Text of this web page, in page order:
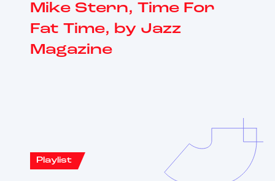
Mike Stern, Time For
Fat Time, by Jazz
Magazine
Playlist